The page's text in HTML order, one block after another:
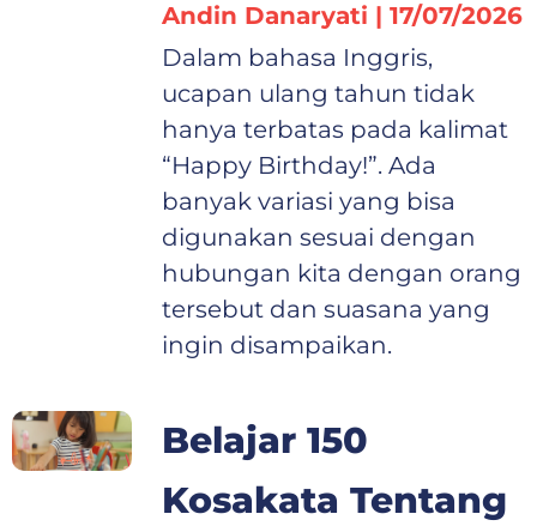
Andin Danaryati
17/07/2026
Dalam bahasa Inggris,
ucapan ulang tahun tidak
hanya terbatas pada kalimat
“Happy Birthday!”. Ada
banyak variasi yang bisa
digunakan sesuai dengan
hubungan kita dengan orang
tersebut dan suasana yang
ingin disampaikan.
Belajar 150
Kosakata Tentang